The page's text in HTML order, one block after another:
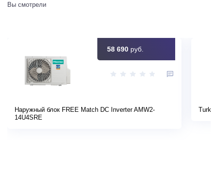
Вы смотрели
58 690 руб.
Наружный блок FREE Match DC Inverter AMW2-
14U4SRE